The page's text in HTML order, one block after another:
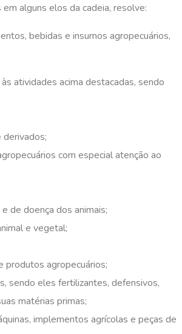
alguns elos da cadeia, resolve:
bebidas e insumos agropecuários,
atividades acima destacadas, sendo
derivados;
com especial atenção ao
de doença dos animais;
e vegetal;
produtos agropecuários;
sendo eles fertilizantes, defensivos,
matérias primas;
implementos agrícolas e peças de